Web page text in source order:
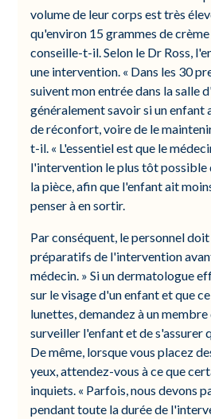
volume de leur corps est très
qu'environ 15 grammes de
conseille-t-il. Selon le Dr Ross,
une intervention. « Dans les 30
suivent mon entrée dans la salle
généralement savoir si un enfant
de réconfort, voire de le
t-il. « L'essentiel est que le
l'intervention le plus tôt possible
la pièce, afin que l'enfant ait
penser à en sortir.
Par conséquent, le personnel
préparatifs de l'intervention
médecin. » Si un dermatologue
sur le visage d'un enfant et que
lunettes, demandez à un
surveiller l'enfant et de s'assurer
De même, lorsque vous placez
yeux, attendez-vous à ce que
inquiets. « Parfois, nous devons
pendant toute la durée de